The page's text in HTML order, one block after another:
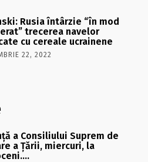
Rusia întârzie “în mod
trecerea navelor
cu cereale ucrainene
22, 2022
a Consiliului Suprem de
a Ţării, miercuri, la